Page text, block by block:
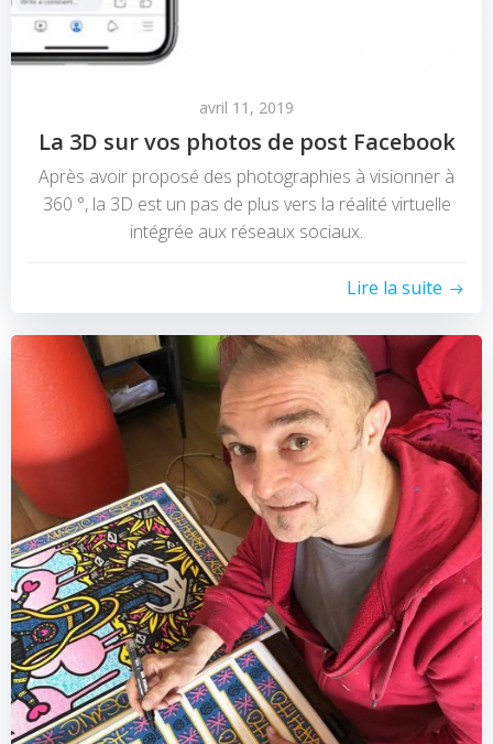
avril 11, 2019
La 3D sur vos photos de post Facebook
Après avoir proposé des photographies à visionner à
360 °, la 3D est un pas de plus vers la réalité virtuelle
intégrée aux réseaux sociaux.
Lire la suite